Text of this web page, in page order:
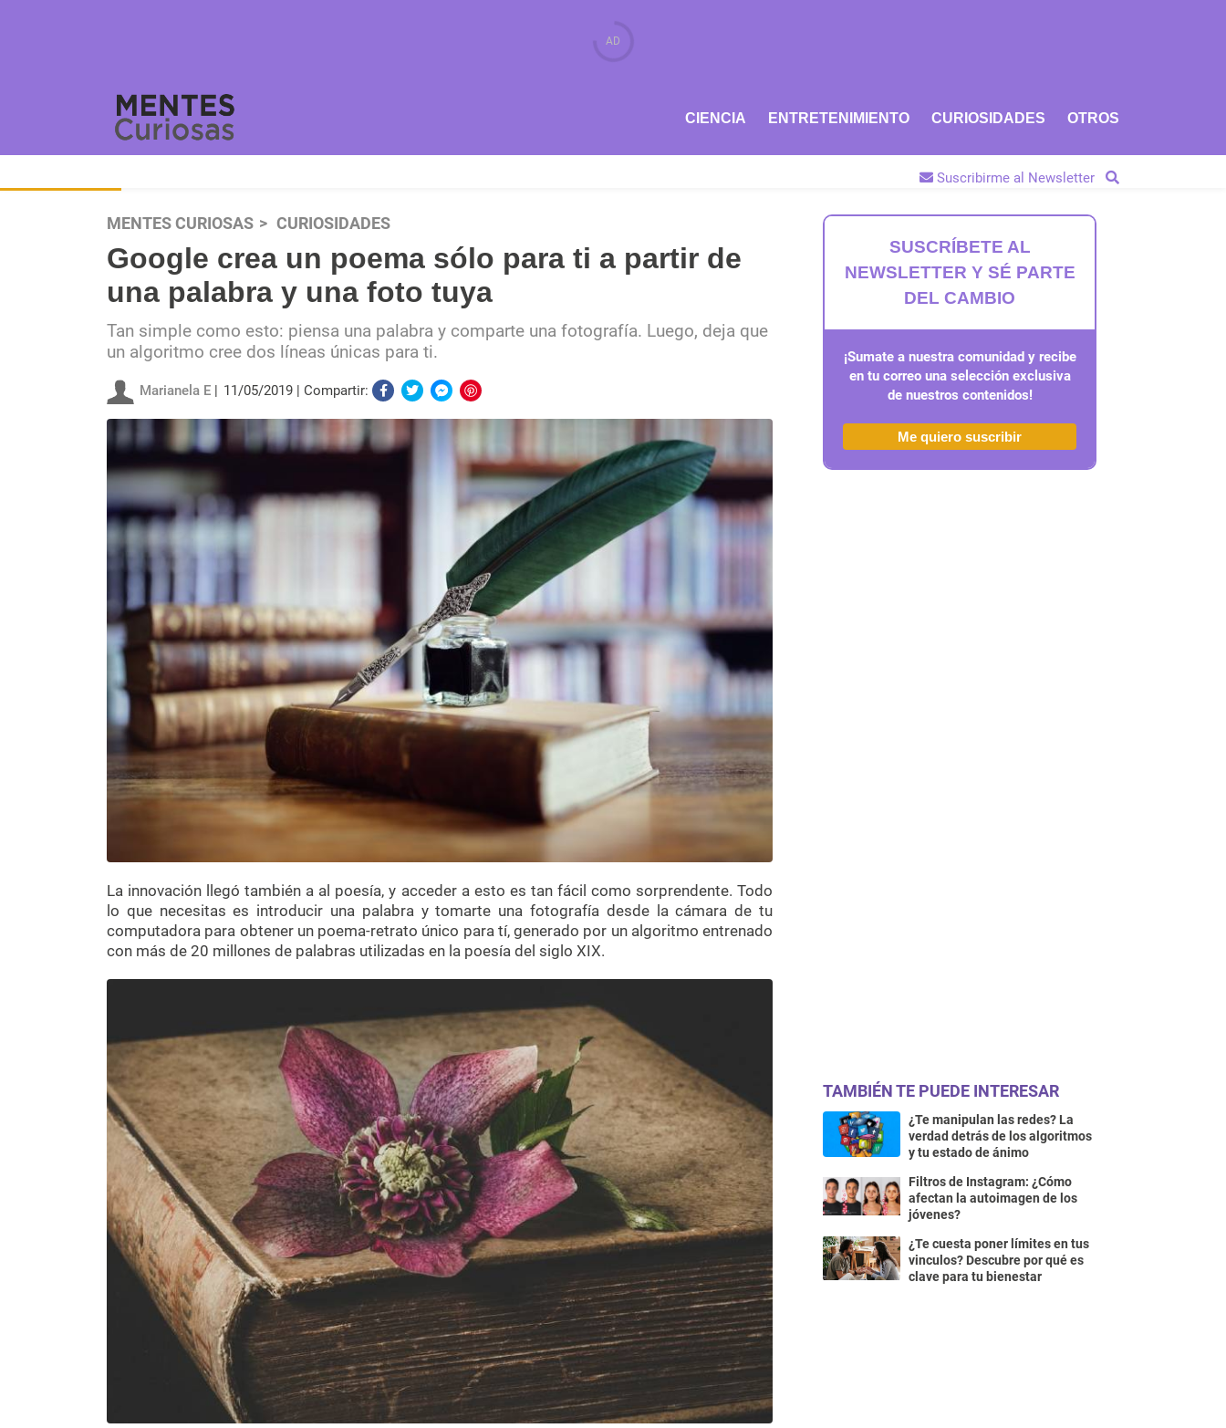
CIENCIA ENTRETENIMIENTO CURIOSIDADES OTROS
Suscribirme al Newsletter
MENTES CURIOSAS CURIOSIDADES
Google crea un poema sólo para ti a partir de
una palabra y una foto tuya
Tan simple como esto: piensa una palabra y comparte una fotografía. Luego, deja que
un algoritmo cree dos líneas únicas para ti.
Marianela E 11/05/2019 Compartir:
La innovación llegó también a al poesía, y acceder a esto es tan fácil como sorprendente. Todo
lo que necesitas es introducir una palabra y tomarte una fotografía desde la cámara de tu
computadora para obtener un poema-retrato único para tí, generado por un algoritmo entrenado
con más de 20 millones de palabras utilizadas en la poesía del siglo XIX.
SUSCRÍBETE AL
NEWSLETTER Y SÉ PARTE
DEL CAMBIO
¡Sumate a nuestra comunidad y recibe
en tu correo una selección exclusiva
de nuestros contenidos!
Me quiero suscribir
TAMBIÉN TE PUEDE INTERESAR
¿Te manipulan las redes? La
verdad detrás de los algoritmos
y tu estado de ánimo
Filtros de Instagram: ¿Cómo
afectan la autoimagen de los
jóvenes?
¿Te cuesta poner límites en tus
vinculos? Descubre por qué es
clave para tu bienestar